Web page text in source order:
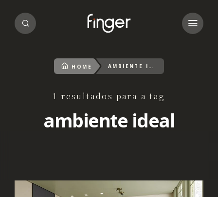
HOME AMBIENTE IDEAL
1 resultados para a tag
ambiente ideal